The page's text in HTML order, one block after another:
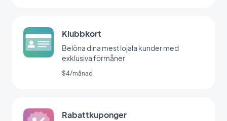
Klubbkort
Belöna dina mest lojala kunder med
exklusiva förmåner
$4/månad
Rabattkuponger